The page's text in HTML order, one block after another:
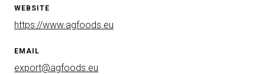
WEBSITE
https://www.agfoods.eu
EMAIL
export@agfoods.eu